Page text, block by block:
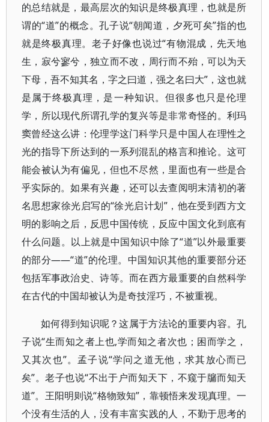
的总结就是，最高层次的知识是终极真理，也就是所
谓的“道”的概念。孔子说“朝闻道，夕死可矣”指的也
就是终极真理。老子好像也说过“有物混成，先天地
生，寂兮寥兮，独立而不改，周行而不殆，可以为天
下母，吾不知其名，字之曰道，强之名曰大”，这也就
是属于终极真理，是一种知识。但很多也只是伦理
学，所以现代所谓孔学的复兴等是非常奇怪的。利玛
窦曾经这么讲：伦理学这门科学只是中国人在理性之
光的指导下所达到的一系列混乱的格言和推论。这可
能会被认为有偏见，但也不尽然，里面也有一些是合
乎实际的。如果有兴趣，还可以去查阅明末清初的著
名思想家徐光启写的“徐光启计划”，他在受到西方文
明的影响之后，反思中国传统，反应中国文化到底有
什么问题。以上就是中国知识中除了“道”以外最重要
的部分——“道”的伦理。中国知识其他的重要部分还
包括军事政治史、诗等。而在西方最重要的自然科学
在古代的中国却被认为是奇技淫巧，不被重视。
如何得到知识呢？这属于方法论的重要内容。孔
子说“生而知之者上也,学而知之者次也；困而学之，
又其次也”。孟子说“学问之道无他，求其放心而已
矣”。老子也说“不出于户而知天下，不窥于牖而知天
道”。王阳明则说“格物致知”，靠顿悟来发现真理。一
个没有生活的人，没有丰富实践的人，不勤于思考的